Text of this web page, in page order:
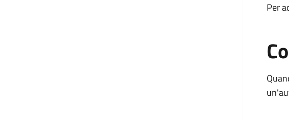
Per